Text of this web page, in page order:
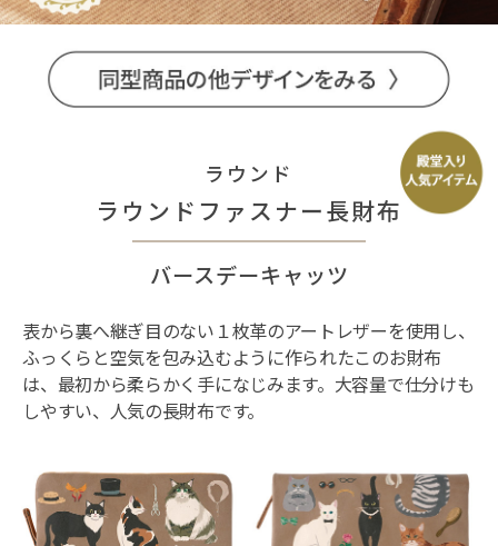
ラウンド
ラウンドファスナー長財布
バースデーキャッツ
表から裏へ継ぎ目のない１枚革のアートレザーを使用し、
ふっくらと空気を包み込むように作られたこのお財布
は、最初から柔らかく手になじみます。大容量で仕分けも
しやすい、人気の長財布です。